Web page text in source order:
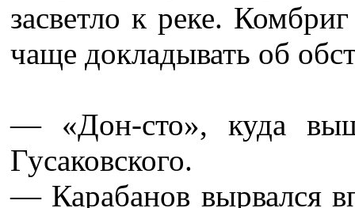
засветло к реке.
чаще докладывать об
— «Дон-сто», куда
Гусаковского.
— Карабанов вырвался